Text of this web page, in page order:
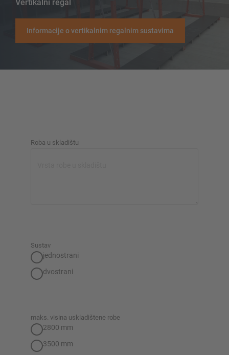
Vertikalni regal
Informacije o vertikalnim regalnim sustavima
Roba u skladištu
Sustav
jednostrani
dvostrani
maks. visina uskladištene robe
2800 mm
3500 mm
Konzolni regal za teske terete
Konzolni regal za dugi teret
SUSTAVI SKLADIŠTENJA
Konfiguriraj policu sada